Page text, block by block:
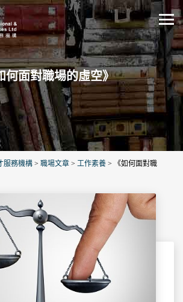
何面對職場的虛空》
服務機構 > 職場文章 > 工作素養 >
《如何面對職